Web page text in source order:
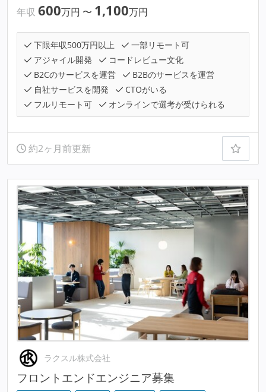
年収 600万円 〜 1,100万円
下限年収500万円以上
一部リモート可
アジャイル開発
コードレビュー文化
B2Cのサービスを運営
B2Bのサービスを運営
自社サービスを開発
CTOがいる
フルリモート可
オンラインで選考が受けられる
約2ヶ月前更新
ラクスル株式会社
フロントエンドエンジニア募集